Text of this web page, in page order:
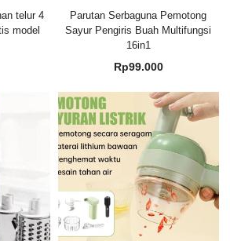
telur 4
model
Parutan Serbaguna Pemotong
Sayur Pengiris Buah Multifungsi
16in1
Rp99.000